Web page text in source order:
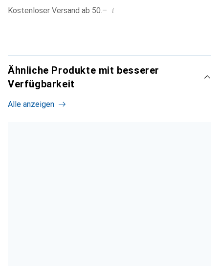
Kostenloser Versand ab 50.– i
Ähnliche Produkte mit besserer
Verfügbarkeit
Alle anzeigen